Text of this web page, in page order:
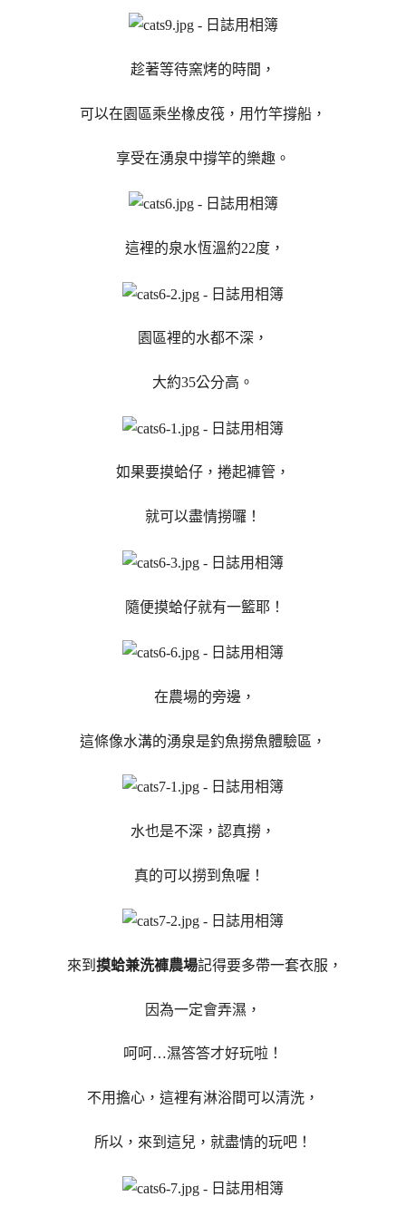
趁著等待窯烤的時間，
可以在園區乘坐橡皮筏，用竹竿撐船，
享受在湧泉中撐竿的樂趣。
這裡的泉水恆溫約22度，
園區裡的水都不深，
大約35公分高。
如果要摸蛤仔，捲起褲管，
就可以盡情撈囉！
隨便摸蛤仔就有一籃耶！
在農場的旁邊，
這條像水溝的湧泉是釣魚撈魚體驗區，
水也是不深，認真撈，
真的可以撈到魚喔！
來到 摸蛤兼洗褲農場記得要多帶一套衣服，
因為一定會弄濕，
呵呵…濕答答才好玩啦！
不用擔心，這裡有淋浴間可以清洗，
所以，來到這兒，就盡情的玩吧！